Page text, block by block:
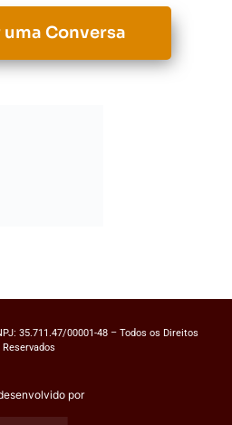
Conversa
35.711.47/00001-48 – Todos os Direitos
Reservados
por